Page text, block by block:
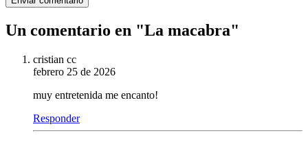
Un comentario en "La macabra"
cristian cc
febrero 25 de 2026
muy entretenida me encanto!
Responder